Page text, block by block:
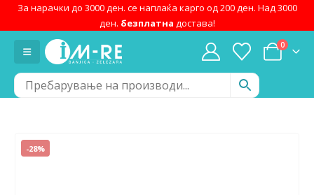
За нарачки до 3000 ден. се наплаќа карго од 200 ден. Над 3000
ден. безплатна достава!
0
-28%